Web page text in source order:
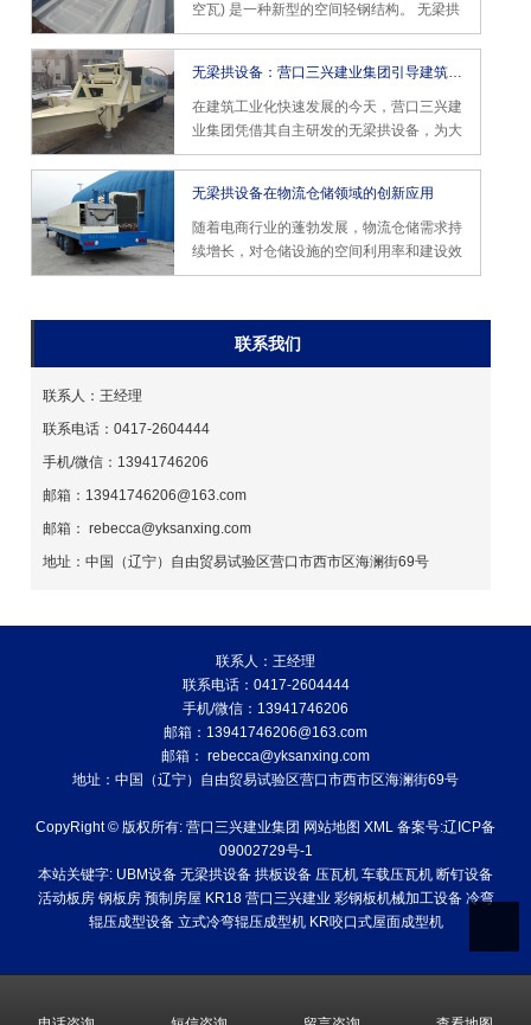
空瓦) 是一种新型的空间轻钢结构。 无梁拱
形屋盖波纹钢的由来：在四十年代，美国的
造型中受到启发，采用各种科学方法研究极
薄的材料通过波纹达到加劲的效果，从而发
现制成较大跨度结构的方法。
无梁拱设备：营口三兴建业集团引导建筑工业化新浪潮
在建筑工业化快速发展的今天，营口三兴建
业集团凭借其自主研发的无梁拱设备，为大
跨度建筑领域带来了革命性的解决方案。作
业，营口三兴建业集团自 1992 年成立以
来，始终专注于无梁拱设备的研发与生产，
产品涵盖 K-span 拱形屋面板成形机组、无
梁柱拱形屋面板成型机组等多种类型，广泛
域。
无梁拱设备在物流仓储领域的创新应用
随着电商行业的蓬勃发展，物流仓储需求持
续增长，对仓储设施的空间利用率和建设效
率提出了更高要求。营口三兴建业集团的无
仓储领域的理想选择。该设备采用无梁柱设
计，可实现 7.2 米的净高和 85% 的空间利
用率，相比传统钢结构仓库提升了 25% 的
联系我们
联系人：王经理
联系电话：0417-2604444
手机/微信：13941746206
邮箱：13941746206@163.com
邮箱： rebecca@yksanxing.com
地址：中国（辽宁）自由贸易试验区营口市西市区海澜街69号
联系人：王经理
联系电话：0417-2604444
手机/微信：13941746206
邮箱：13941746206@163.com
邮箱： rebecca@yksanxing.com
地址：中国（辽宁）自由贸易试验区营口市西市区海澜街69号
CopyRight © 版权所有: 营口三兴建业集团 网站地图 XML 备案号:辽ICP备
09002729号-1
本站关键字: UBM设备 无梁拱设备 拱板设备 压瓦机 车载压瓦机 断钉设备
活动板房 钢板房 预制房屋 KR18 营口三兴建业 彩钢板机械加工设备 冷弯
辊压成型设备 立式冷弯辊压成型机 KR咬口式屋面成型机